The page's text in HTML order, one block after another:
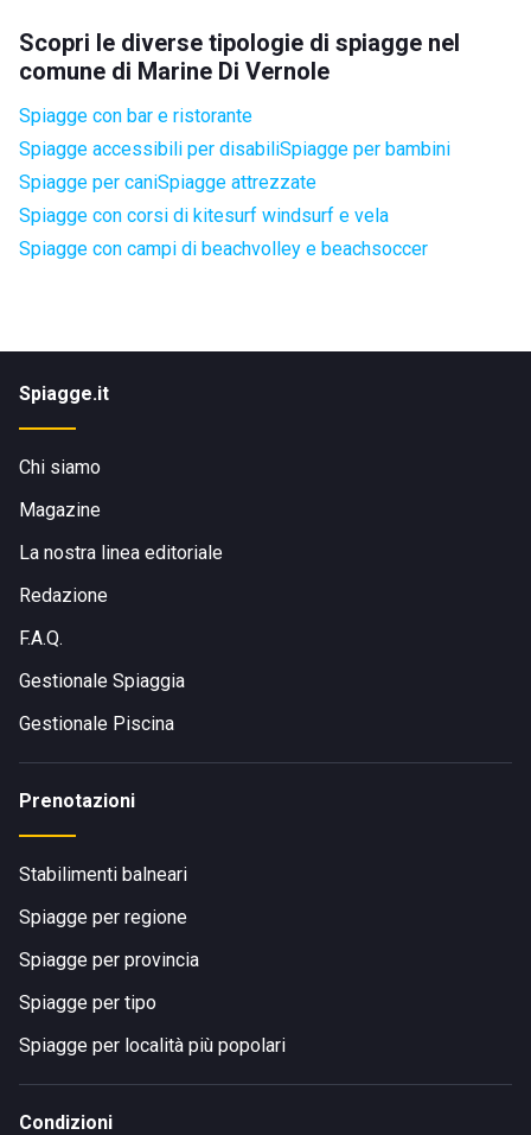
Scopri le diverse tipologie di spiagge nel
comune di Marine Di Vernole
Spiagge con bar e ristorante
Spiagge accessibili per disabiliSpiagge per bambini
Spiagge per caniSpiagge attrezzate
Spiagge con corsi di kitesurf windsurf e vela
Spiagge con campi di beachvolley e beachsoccer
Spiagge.it
Chi siamo
Magazine
La nostra linea editoriale
Redazione
F.A.Q.
Gestionale Spiaggia
Gestionale Piscina
Prenotazioni
Stabilimenti balneari
Spiagge per regione
Spiagge per provincia
Spiagge per tipo
Spiagge per località più popolari
Condizioni